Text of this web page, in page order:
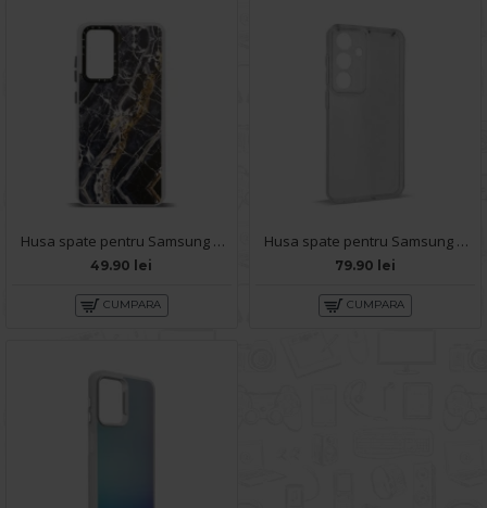
Husa spate pentru Samsung A14 - Misty Case
49.90 lei
CUMPARA
Husa spate pentru Samsung Galaxy A14- Dazzle case
79.90 lei
CUMPARA